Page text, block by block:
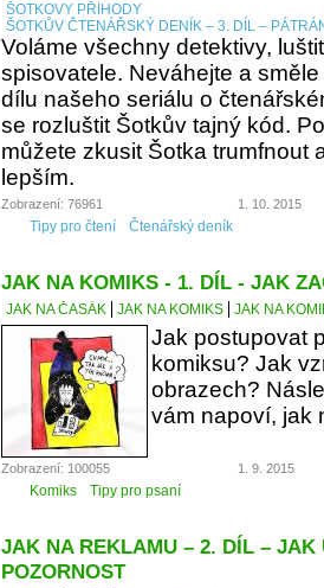
ŠOTKOVY PŘÍHODY
ŠOTKŮV ČTENÁŘSKÝ DENÍK – 3. DÍL –
Voláme všechny detektivy,
spisovatele. Neváhejte a
dílu našeho seriálu o
se rozluštit Šotkův tajný kód.
můžete zkusit Šotka trumfnout
lepším.
Zobrazení: 76961 1. 10. 2015
Tipy pro čtení Čtenářský deník
JAK NA KOMIKS - 1. DÍL - JAK
JAK NA ČASÁK JAK NA KOMIKS JAK NA
Jak postupovat
komiksu? Jak
obrazech?
vám napoví, jak
Zobrazení: 100055 1. 9. 2015
Komiks Tipy pro psaní
JAK NA REKLAMU – 2. DÍL – JAK
POZORNOST